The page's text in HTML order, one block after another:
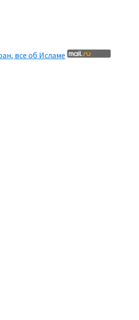
все об Исламе